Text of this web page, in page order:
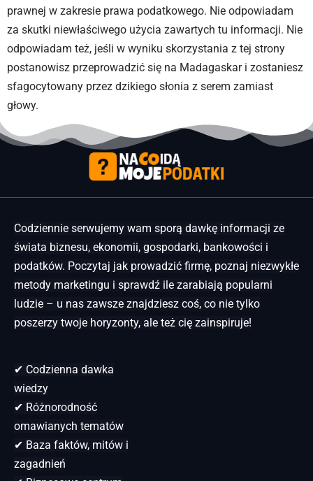
prawnej w zakresie prawa podatkowego. Nie odpowiadam
za skutki niewłaściwego użycia zawartych tu informacji. Nie
odpowiadam też, jeśli w wyniku skorzystania z tej strony
postanowisz przeprowadzić się na Madagaskar i zostaniesz
sfagocytowany przez dzikiego słonia z serem zamiast
głowy.
Codziennie serwujemy wam sporą dawkę informacji ze
świata biznesu, ekonomii, gospodarki, bankowości i
podatków. Poczytaj jak prowadzić firmę, poznaj niezwykłe
metody marketingu i sprawdź ile zarabiają popularni
ludzie – u nas zawsze znajdziesz coś, co nie tylko
poszerzy twoje horyzonty, ale też cię zainspiruje!
✔ Codzienna dawka
wiedzy
✔ Różnorodność
omawianych tematów
✔ Baza faktów, mitów i
zagadnień